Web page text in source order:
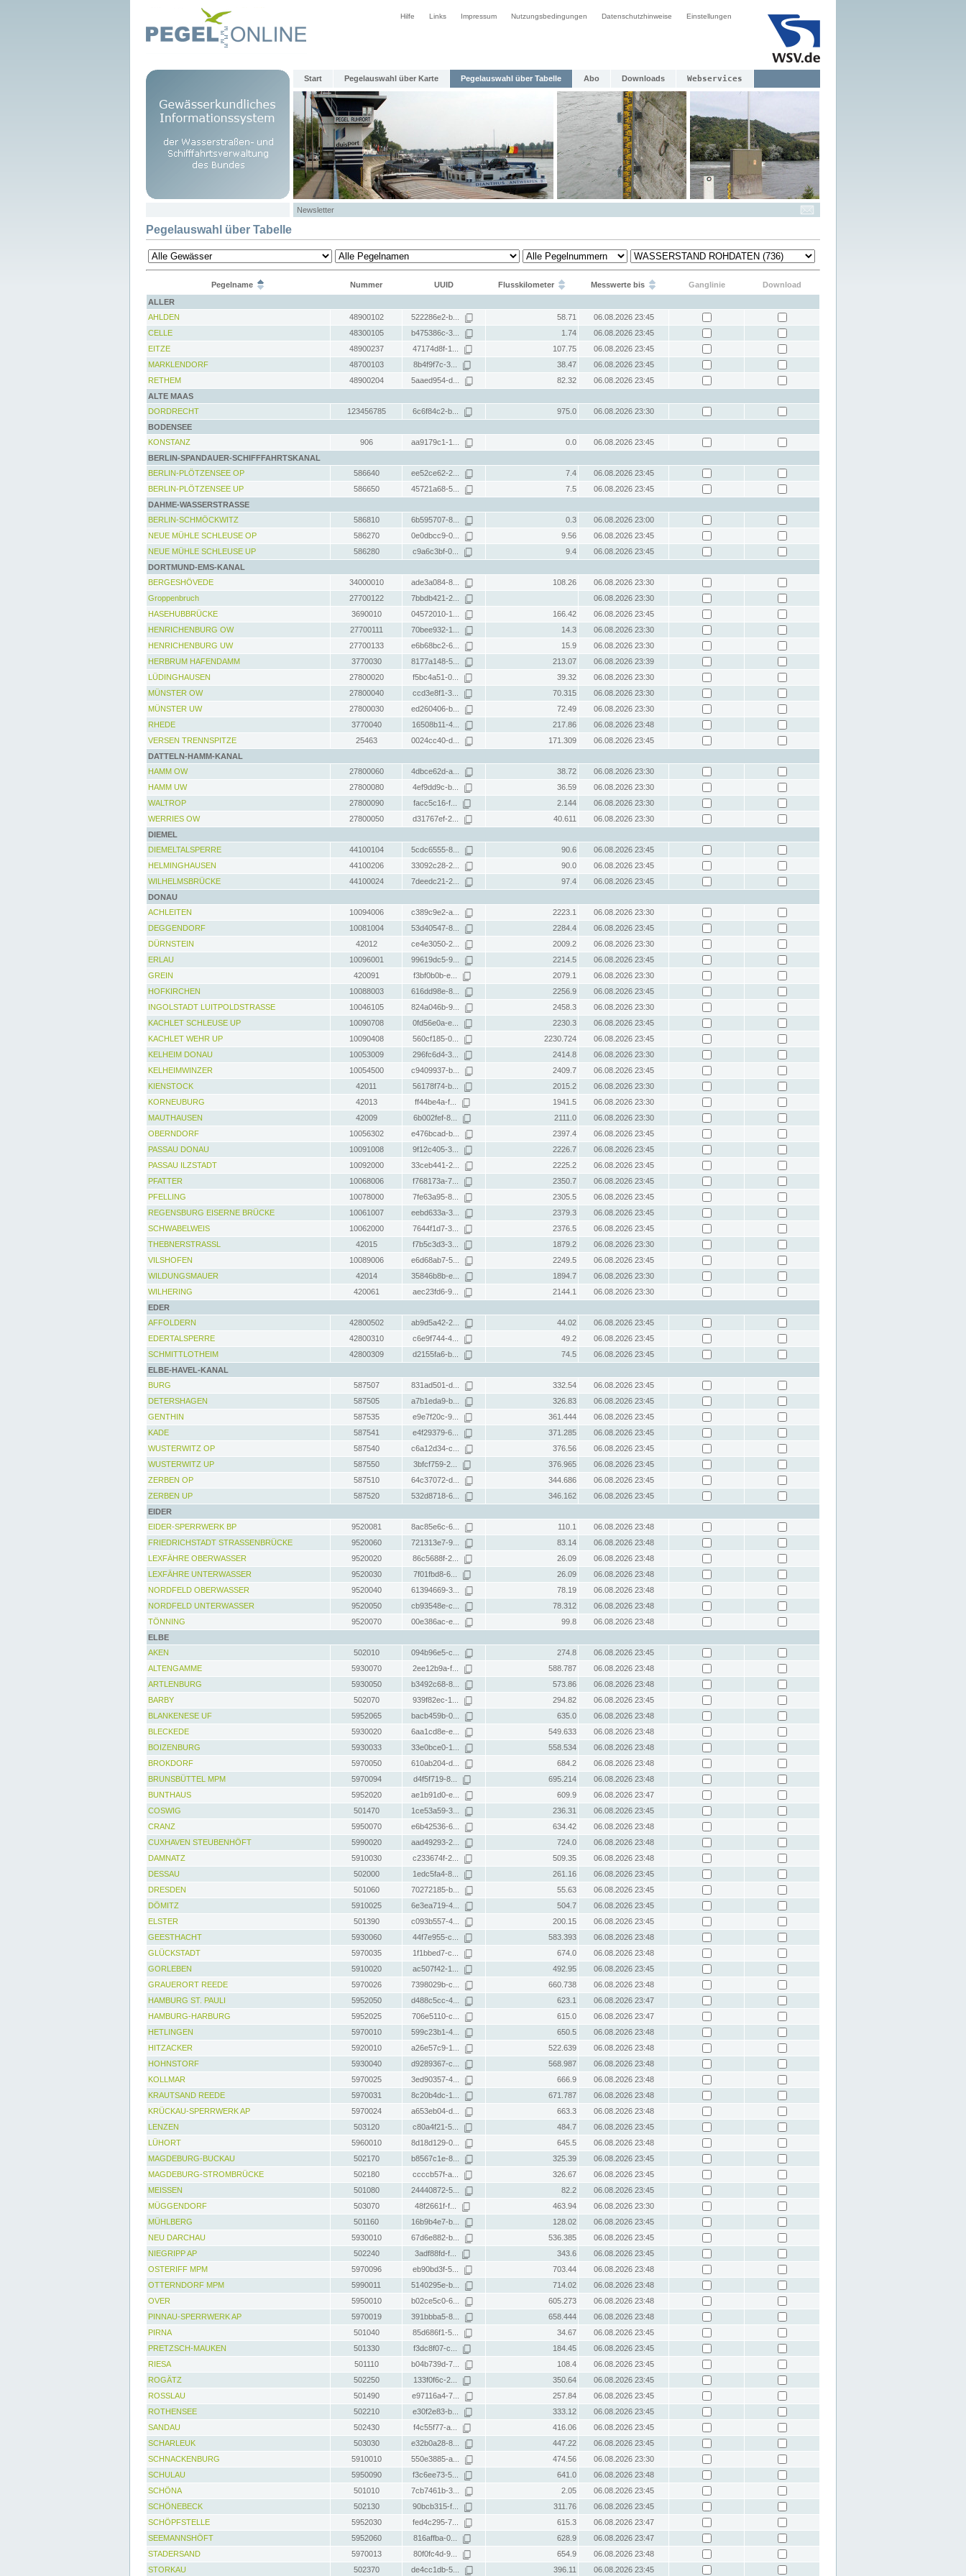
Hilfe Links Impressum Nutzungsbedingungen Datenschutzhinweise Einstellungen
Start Pegelauswahl über Karte Pegelauswahl über Tabelle Abo Downloads Webservices
Newsletter
Pegelauswahl über Tabelle
Pegelname Nummer UUID Flusskilometer Messwerte bis Ganglinie
Download
ALLER
AHLDEN
48900102 522286e2-b... 58.71
06.08.2026 23:45
CELLE
48300105 b475386c-3... 1.74
06.08.2026 23:45
EITZE
48900237 47174d8f-1... 107.75
06.08.2026 23:45
MARKLENDORF
48700103 8b4f9f7c-3... 38.47
06.08.2026 23:45
RETHEM
48900204 5aaed954-d... 82.32
06.08.2026 23:45
ALTE MAAS
DORDRECHT
123456785 6c6f84c2-b... 975.0
06.08.2026 23:30
BODENSEE
KONSTANZ
906 aa9179c1-1... 0.0
06.08.2026 23:45
BERLIN-SPANDAUER-SCHIFFFAHRTSKANAL
BERLIN-PLÖTZENSEE OP
586640 ee52ce62-2... 7.4
06.08.2026 23:45
BERLIN-PLÖTZENSEE UP
586650 45721a68-5... 7.5
06.08.2026 23:45
DAHME-WASSERSTRASSE
BERLIN-SCHMÖCKWITZ
586810 6b595707-8... 0.3
06.08.2026 23:00
NEUE MÜHLE SCHLEUSE OP
586270 0e0dbcc9-0... 9.56
06.08.2026 23:45
NEUE MÜHLE SCHLEUSE UP
586280 c9a6c3bf-0... 9.4
06.08.2026 23:45
DORTMUND-EMS-KANAL
BERGESHÖVEDE
34000010 ade3a084-8... 108.26
06.08.2026 23:30
Groppenbruch
27700122 7bbdb421-2...
06.08.2026 23:30
HASEHUBBRÜCKE
3690010 04572010-1... 166.42
06.08.2026 23:45
HENRICHENBURG OW
27700111 70bee932-1... 14.3
06.08.2026 23:30
HENRICHENBURG UW
27700133 e6b68bc2-6... 15.9
06.08.2026 23:30
HERBRUM HAFENDAMM
3770030 8177a148-5... 213.07
06.08.2026 23:39
LÜDINGHAUSEN
27800020 f5bc4a51-0... 39.32
06.08.2026 23:30
MÜNSTER OW
27800040 ccd3e8f1-3... 70.315
06.08.2026 23:30
MÜNSTER UW
27800030 ed260406-b... 72.49
06.08.2026 23:30
RHEDE
3770040 16508b11-4... 217.86
06.08.2026 23:48
VERSEN TRENNSPITZE
25463 0024cc40-d... 171.309
06.08.2026 23:45
DATTELN-HAMM-KANAL
HAMM OW
27800060 4dbce62d-a... 38.72
06.08.2026 23:30
HAMM UW
27800080 4ef9dd9c-b... 36.59
06.08.2026 23:30
WALTROP
27800090 facc5c16-f... 2.144
06.08.2026 23:30
WERRIES OW
27800050 d31767ef-2... 40.611
06.08.2026 23:30
DIEMEL
DIEMELTALSPERRE
44100104 5cdc6555-8... 90.6
06.08.2026 23:45
HELMINGHAUSEN
44100206 33092c28-2... 90.0
06.08.2026 23:45
WILHELMSBRÜCKE
44100024 7deedc21-2... 97.4
06.08.2026 23:45
DONAU
ACHLEITEN
10094006 c389c9e2-a... 2223.1
06.08.2026 23:30
DEGGENDORF
10081004 53d40547-8... 2284.4
06.08.2026 23:45
DÜRNSTEIN
42012 ce4e3050-2... 2009.2
06.08.2026 23:30
ERLAU
10096001 99619dc5-9... 2214.5
06.08.2026 23:45
GREIN
420091 f3bf0b0b-e... 2079.1
06.08.2026 23:30
HOFKIRCHEN
10088003 616dd98e-8... 2256.9
06.08.2026 23:45
INGOLSTADT LUITPOLDSTRASSE
10046105 824a046b-9... 2458.3
06.08.2026 23:30
KACHLET SCHLEUSE UP
10090708 0fd56e0a-e... 2230.3
06.08.2026 23:45
KACHLET WEHR UP
10090408 560cf185-0... 2230.724
06.08.2026 23:45
KELHEIM DONAU
10053009 296fc6d4-3... 2414.8
06.08.2026 23:30
KELHEIMWINZER
10054500 c9409937-b... 2409.7
06.08.2026 23:45
KIENSTOCK
42011 56178f74-b... 2015.2
06.08.2026 23:30
KORNEUBURG
42013 ff44be4a-f... 1941.5
06.08.2026 23:30
MAUTHAUSEN
42009 6b002fef-8... 2111.0
06.08.2026 23:30
OBERNDORF
10056302 e476bcad-b... 2397.4
06.08.2026 23:45
PASSAU DONAU
10091008 9f12c405-3... 2226.7
06.08.2026 23:45
PASSAU ILZSTADT
10092000 33ceb441-2... 2225.2
06.08.2026 23:45
PFATTER
10068006 f768173a-7... 2350.7
06.08.2026 23:45
PFELLING
10078000 7fe63a95-8... 2305.5
06.08.2026 23:45
REGENSBURG EISERNE BRÜCKE
10061007 eebd633a-3... 2379.3
06.08.2026 23:45
SCHWABELWEIS
10062000 7644f1d7-3... 2376.5
06.08.2026 23:45
THEBNERSTRASSL
42015 f7b5c3d3-3... 1879.2
06.08.2026 23:30
VILSHOFEN
10089006 e6d68ab7-5... 2249.5
06.08.2026 23:45
WILDUNGSMAUER
42014 35846b8b-e... 1894.7
06.08.2026 23:30
WILHERING
420061 aec23fd6-9... 2144.1
06.08.2026 23:30
EDER
AFFOLDERN
42800502 ab9d5a42-2... 44.02
06.08.2026 23:45
EDERTALSPERRE
42800310 c6e9f744-4... 49.2
06.08.2026 23:45
SCHMITTLOTHEIM
42800309 d2155fa6-b... 74.5
06.08.2026 23:45
ELBE-HAVEL-KANAL
BURG
587507 831ad501-d... 332.54
06.08.2026 23:45
DETERSHAGEN
587505 a7b1eda9-b... 326.83
06.08.2026 23:45
GENTHIN
587535 e9e7f20c-9... 361.444
06.08.2026 23:45
KADE
587541 e4f29379-6... 371.285
06.08.2026 23:45
WUSTERWITZ OP
587540 c6a12d34-c... 376.56
06.08.2026 23:45
WUSTERWITZ UP
587550 3bfcf759-2... 376.965
06.08.2026 23:45
ZERBEN OP
587510 64c37072-d... 344.686
06.08.2026 23:45
ZERBEN UP
587520 532d8718-6... 346.162
06.08.2026 23:45
EIDER
EIDER-SPERRWERK BP
9520081 8ac85e6c-6... 110.1
06.08.2026 23:48
FRIEDRICHSTADT STRASSENBRÜCKE
9520060 721313e7-9... 83.14
06.08.2026 23:48
LEXFÄHRE OBERWASSER
9520020 86c5688f-2... 26.09
06.08.2026 23:48
LEXFÄHRE UNTERWASSER
9520030 7f01fbd8-6... 26.09
06.08.2026 23:48
NORDFELD OBERWASSER
9520040 61394669-3... 78.19
06.08.2026 23:48
NORDFELD UNTERWASSER
9520050 cb93548e-c... 78.312
06.08.2026 23:48
TÖNNING
9520070 00e386ac-e... 99.8
06.08.2026 23:48
ELBE
AKEN
502010 094b96e5-c... 274.8
06.08.2026 23:45
ALTENGAMME
5930070 2ee12b9a-f... 588.787
06.08.2026 23:48
ARTLENBURG
5930050 b3492c68-8... 573.86
06.08.2026 23:48
BARBY
502070 939f82ec-1... 294.82
06.08.2026 23:45
BLANKENESE UF
5952065 bacb459b-0... 635.0
06.08.2026 23:48
BLECKEDE
5930020 6aa1cd8e-e... 549.633
06.08.2026 23:48
BOIZENBURG
5930033 33e0bce0-1... 558.534
06.08.2026 23:48
BROKDORF
5970050 610ab204-d... 684.2
06.08.2026 23:48
BRUNSBÜTTEL MPM
5970094 d4f5f719-8... 695.214
06.08.2026 23:48
BUNTHAUS
5952020 ae1b91d0-e... 609.9
06.08.2026 23:47
COSWIG
501470 1ce53a59-3... 236.31
06.08.2026 23:45
CRANZ
5950070 e6b42536-6... 634.42
06.08.2026 23:48
CUXHAVEN STEUBENHÖFT
5990020 aad49293-2... 724.0
06.08.2026 23:48
DAMNATZ
5910030 c233674f-2... 509.35
06.08.2026 23:48
DESSAU
502000 1edc5fa4-8... 261.16
06.08.2026 23:45
DRESDEN
501060 70272185-b... 55.63
06.08.2026 23:45
DÖMITZ
5910025 6e3ea719-4... 504.7
06.08.2026 23:45
ELSTER
501390 c093b557-4... 200.15
06.08.2026 23:45
GEESTHACHT
5930060 44f7e955-c... 583.393
06.08.2026 23:48
GLÜCKSTADT
5970035 1f1bbed7-c... 674.0
06.08.2026 23:48
GORLEBEN
5910020 ac507f42-1... 492.95
06.08.2026 23:45
GRAUERORT REEDE
5970026 7398029b-c... 660.738
06.08.2026 23:48
HAMBURG ST. PAULI
5952050 d488c5cc-4... 623.1
06.08.2026 23:47
HAMBURG-HARBURG
5952025 706e5110-c... 615.0
06.08.2026 23:47
HETLINGEN
5970010 599c23b1-4... 650.5
06.08.2026 23:48
HITZACKER
5920010 a26e57c9-1... 522.639
06.08.2026 23:48
HOHNSTORF
5930040 d9289367-c... 568.987
06.08.2026 23:48
KOLLMAR
5970025 3ed90357-4... 666.9
06.08.2026 23:48
KRAUTSAND REEDE
5970031 8c20b4dc-1... 671.787
06.08.2026 23:48
KRÜCKAU-SPERRWERK AP
5970024 a653eb04-d... 663.3
06.08.2026 23:48
LENZEN
503120 c80a4f21-5... 484.7
06.08.2026 23:45
LÜHORT
5960010 8d18d129-0... 645.5
06.08.2026 23:48
MAGDEBURG-BUCKAU
502170 b8567c1e-8... 325.39
06.08.2026 23:45
MAGDEBURG-STROMBRÜCKE
502180 ccccb57f-a... 326.67
06.08.2026 23:45
MEISSEN
501080 24440872-5... 82.2
06.08.2026 23:45
MÜGGENDORF
503070 48f2661f-f... 463.94
06.08.2026 23:30
MÜHLBERG
501160 16b9b4e7-b... 128.02
06.08.2026 23:45
NEU DARCHAU
5930010 67d6e882-b... 536.385
06.08.2026 23:45
NIEGRIPP AP
502240 3adf88fd-f... 343.6
06.08.2026 23:45
OSTERIFF MPM
5970096 eb90bd3f-5... 703.44
06.08.2026 23:48
OTTERNDORF MPM
5990011 5140295e-b... 714.02
06.08.2026 23:48
OVER
5950010 b02ce5c0-6... 605.273
06.08.2026 23:48
PINNAU-SPERRWERK AP
5970019 391bbba5-8... 658.444
06.08.2026 23:48
PIRNA
501040 85d686f1-5... 34.67
06.08.2026 23:45
PRETZSCH-MAUKEN
501330 f3dc8f07-c... 184.45
06.08.2026 23:45
RIESA
501110 b04b739d-7... 108.4
06.08.2026 23:45
ROGÄTZ
502250 133f0f6c-2... 350.64
06.08.2026 23:45
ROSSLAU
501490 e97116a4-7... 257.84
06.08.2026 23:45
ROTHENSEE
502210 e30f2e83-b... 333.12
06.08.2026 23:45
SANDAU
502430 f4c55f77-a... 416.06
06.08.2026 23:45
SCHARLEUK
503030 e32b0a28-8... 447.22
06.08.2026 23:45
SCHNACKENBURG
5910010 550e3885-a... 474.56
06.08.2026 23:30
SCHULAU
5950090 f3c6ee73-5... 641.0
06.08.2026 23:48
SCHÖNA
501010 7cb7461b-3... 2.05
06.08.2026 23:45
SCHÖNEBECK
502130 90bcb315-f... 311.76
06.08.2026 23:45
SCHÖPFSTELLE
5952030 fed4c295-7... 615.3
06.08.2026 23:47
SEEMANNSHÖFT
5952060 816affba-0... 628.9
06.08.2026 23:47
STADERSAND
5970013 80f0fc4d-9... 654.9
06.08.2026 23:48
STORKAU
502370 de4cc1db-5... 396.11 06.08.2026 23:45